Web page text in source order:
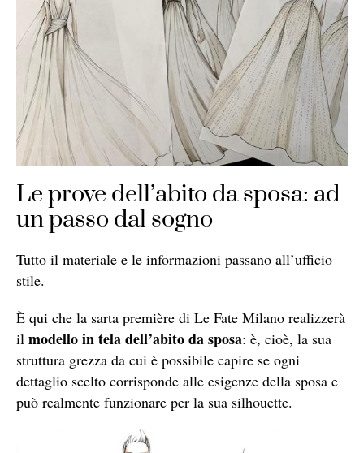
Le prove dell’abito da sposa: ad
un passo dal sogno
Tutto il materiale e le informazioni passano all’ufficio
stile.
È qui che la sarta première di Le Fate Milano realizzerà
il modello in tela dell’abito da sposa: è, cioè, la sua
struttura grezza da cui è possibile capire se ogni
dettaglio scelto corrisponde alle esigenze della sposa e
può realmente funzionare per la sua silhouette.